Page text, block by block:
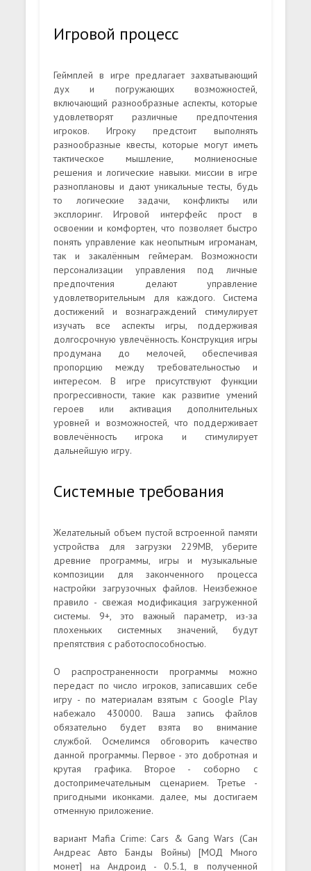
Игровой процесс
Геймплей в игре предлагает захватывающий
дух и погружающих возможностей,
включающий разнообразные аспекты, которые
удовлетворят различные предпочтения
игроков. Игроку предстоит выполнять
разнообразные квесты, которые могут иметь
тактическое мышление, молниеносные
решения и логические навыки. миссии в игре
разноплановы и дают уникальные тесты, будь
то логические задачи, конфликты или
эксплоринг. Игровой интерфейс прост в
освоении и комфортен, что позволяет быстро
понять управление как неопытным игроманам,
так и закалённым геймерам. Возможности
персонализации управления под личные
предпочтения делают управление
удовлетворительным для каждого. Система
достижений и вознаграждений стимулирует
изучать все аспекты игры, поддерживая
долгосрочную увлечённость. Конструкция игры
продумана до мелочей, обеспечивая
пропорцию между требовательностью и
интересом. В игре присутствуют функции
прогрессивности, такие как развитие умений
героев или активация дополнительных
уровней и возможностей, что поддерживает
вовлечённость игрока и стимулирует
дальнейшую игру.
Системные требования
Желательный объем пустой встроенной памяти
устройства для загрузки 229MB, уберите
древние программы, игры и музыкальные
композиции для законченного процесса
настройки загрузочных файлов. Неизбежное
правило - свежая модификация загруженной
системы. 9+, это важный параметр, из-за
плохеньких системных значений, будут
препятствия с работоспособностью.
О распространенности программы можно
передаст по число игроков, записавших себе
игру - по материалам взятым с Google Play
набежало 430000. Ваша запись файлов
обязательно будет взята во внимание
службой. Осмелимся обговорить качество
данной программы. Первое - это добротная и
крутая графика. Второе - соборно с
достопримечательным сценарием. Третье -
пригодными иконками. далее, мы достигаем
отменную приложение.
вариант Mafia Crime: Cars & Gang Wars (Сан
Андреас Авто Банды Войны) [МОД Много
монет] на Андроид - 0.5.1, в полученной